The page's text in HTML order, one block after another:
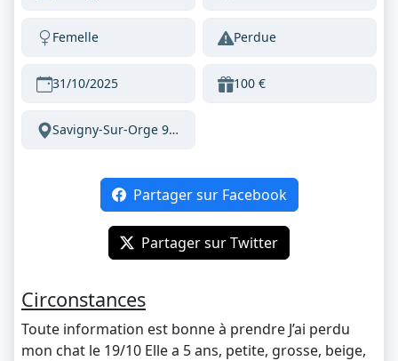
Femelle Perdue
31/10/2025 100 €
Savigny-Sur-Orge 91600 France
Partager sur Facebook
Partager sur Twitter
Circonstances
Toute information est bonne à prendre J’ai perdu
mon chat le 19/10 Elle a 5 ans, petite, grosse, beige,